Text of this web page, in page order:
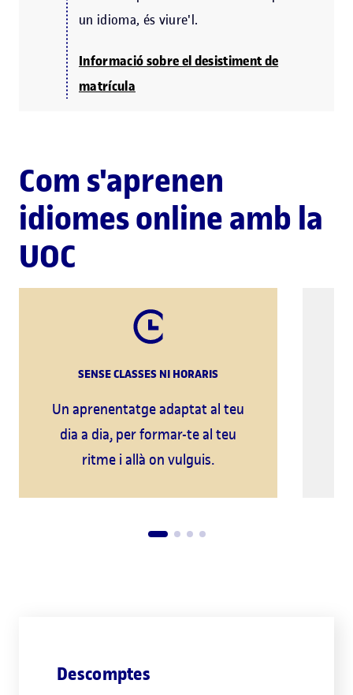
un idioma, és viure'l.
Informació sobre el desistiment de
matrícula
Com s'aprenen
idiomes online amb la
UOC
SENSE CLASSES NI HORARIS
Un aprenentatge adaptat al teu
dia a dia, per formar-te al teu
ritme i allà on vulguis.
Descomptes